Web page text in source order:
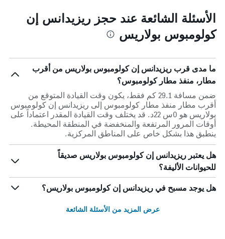
الأسئلة الشائعة عند حجز ريزيدانس إن
كولومبوس بولاريس
ما مدى قرب ريزيدانس إن كولومبوس بولاريس من أقرب
مطار، منفذ مطار كولومبوس؟
ضمن مسافة 29.1 كم فقط، يكون وقت القيادة المتوقع من
أقرب مطار منفذ مطار كولومبوس إلى ريزيدانس إن كولومبوس
بولاريس هو 0س 22د. قد يختلف وقت القيادة المقدر اعتماداً على
أوقات المرور المرتفعة والمنخفضة في المنطقة المحيطة.
ينطبق هذا بشكل خاص على المناطق المركزية.
هل يعتبر ريزيدانس إن كولومبوس بولاريس صديقاً
للحيوانات الأليفة؟
هل يوجد مسبح في ريزيدانس إن كولومبوس بولاريس؟
عرض المزيد من الأسئلة الشائعة